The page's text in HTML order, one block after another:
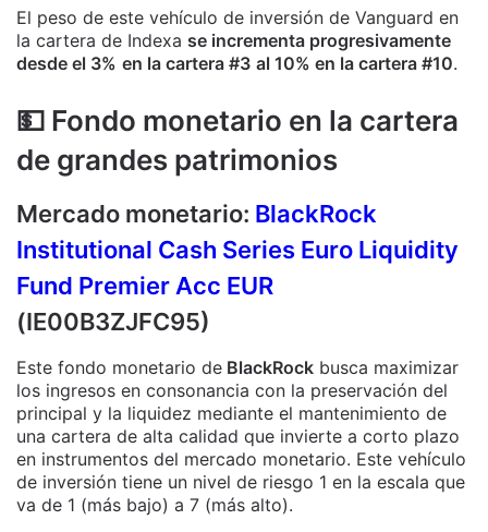
El peso de este vehículo de inversión de Vanguard en
la cartera de Indexa se incrementa progresivamente
desde el 3% en la cartera #3 al 10% en la cartera #10.
💵 Fondo monetario en la cartera
de grandes patrimonios
Mercado monetario: BlackRock
Institutional Cash Series Euro Liquidity
Fund Premier Acc EUR
(IE00B3ZJFC95)
Este fondo monetario de BlackRock busca maximizar
los ingresos en consonancia con la preservación del
principal y la liquidez mediante el mantenimiento de
una cartera de alta calidad que invierte a corto plazo
en instrumentos del mercado monetario. Este vehículo
de inversión tiene un nivel de riesgo 1 en la escala que
va de 1 (más bajo) a 7 (más alto).